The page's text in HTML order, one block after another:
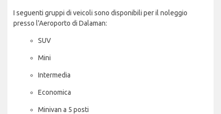
I seguenti gruppi di veicoli sono disponibili per il noleggio
presso l'Aeroporto di Dalaman:
SUV
Mini
Intermedia
Economica
Minivan a 5 posti